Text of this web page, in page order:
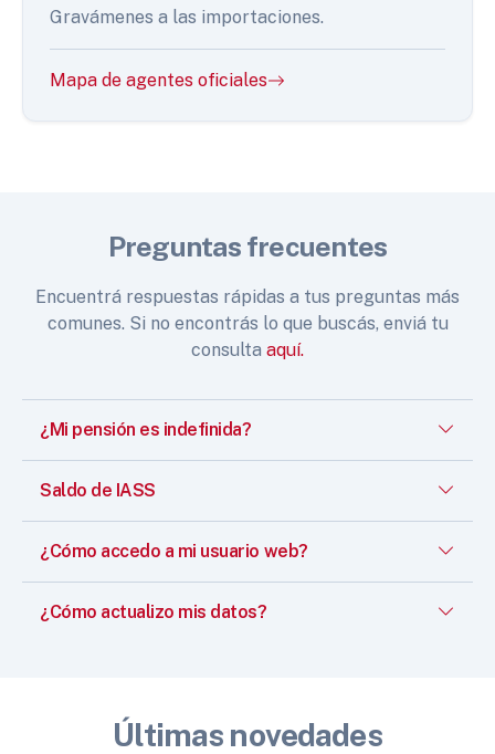
Gravámenes a las importaciones.
Mapa de agentes oficiales
Preguntas frecuentes
Encuentrá respuestas rápidas a tus preguntas más
comunes. Si no encontrás lo que buscás, enviá tu
consulta aquí.
¿Mi pensión es indefinida?
Saldo de IASS
¿Cómo accedo a mi usuario web?
¿Cómo actualizo mis datos?
Últimas novedades